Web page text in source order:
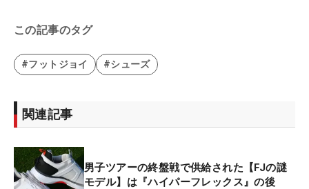
この記事のタグ
#フットジョイ #シューズ
関連記事
男子ツアーの終盤戦で供給された【FJの謎
モデル】は『ハイパーフレックス』の後